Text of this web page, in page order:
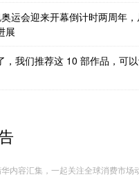
运会迎来开幕倒计时两周年
展
，我们推荐这 10 部作品，可
内容汇集，一起关注全球消费市场